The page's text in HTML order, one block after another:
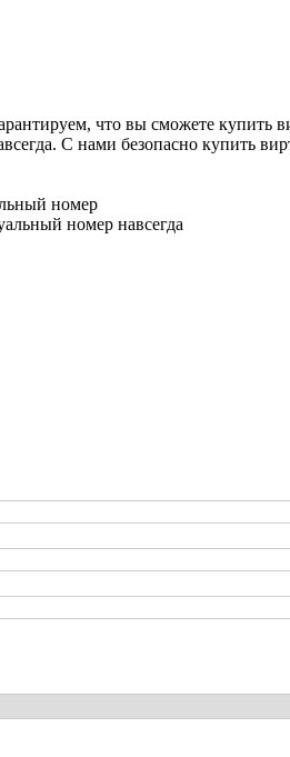
что вы сможете купить
С нами безопасно купить
номер
номер навсегда